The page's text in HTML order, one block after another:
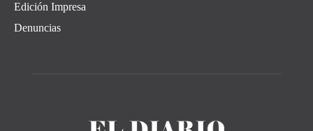
Edición Impresa
Denuncias